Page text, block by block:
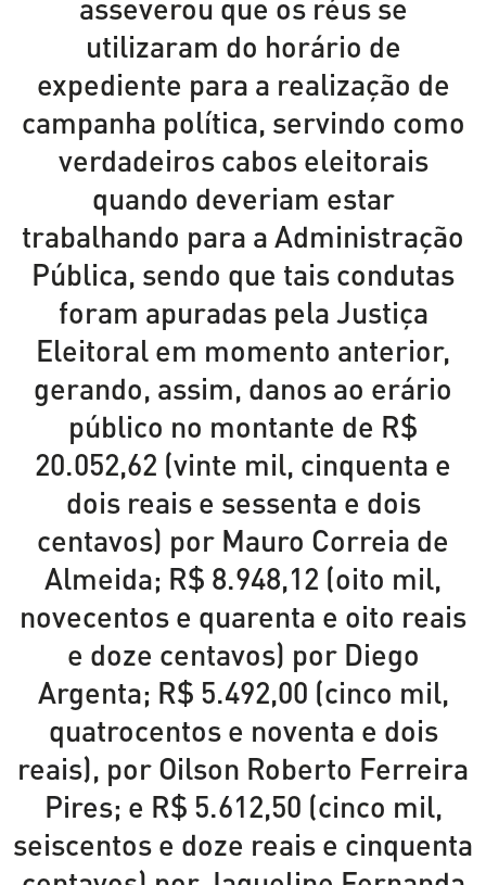
asseverou que os réus se
utilizaram do horário de
expediente para a realização de
campanha política, servindo como
verdadeiros cabos eleitorais
quando deveriam estar
trabalhando para a Administração
Pública, sendo que tais condutas
foram apuradas pela Justiça
Eleitoral em momento anterior,
gerando, assim, danos ao erário
público no montante de R$
20.052,62 (vinte mil, cinquenta e
dois reais e sessenta e dois
centavos) por Mauro Correia de
Almeida; R$ 8.948,12 (oito mil,
novecentos e quarenta e oito reais
e doze centavos) por Diego
Argenta; R$ 5.492,00 (cinco mil,
quatrocentos e noventa e dois
reais), por Oilson Roberto Ferreira
Pires; e R$ 5.612,50 (cinco mil,
seiscentos e doze reais e cinquenta